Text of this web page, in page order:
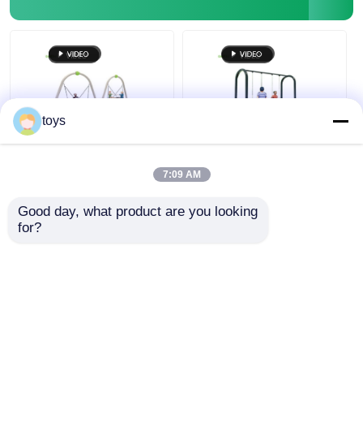
Schwingung Gleit-Set
Außen für
Kindergarten UV-
Sicherheit
Bestpreis
Kinder Schaukel-Set
Kinder Outdoor-
Spielplatz-
AusrüstungBestpreis
toys
7:09 AM
Good day, what product are you looking
for?